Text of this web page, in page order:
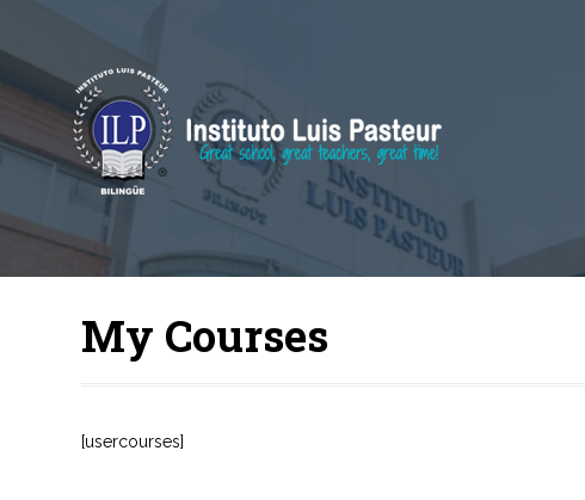
My Courses
[usercourses]